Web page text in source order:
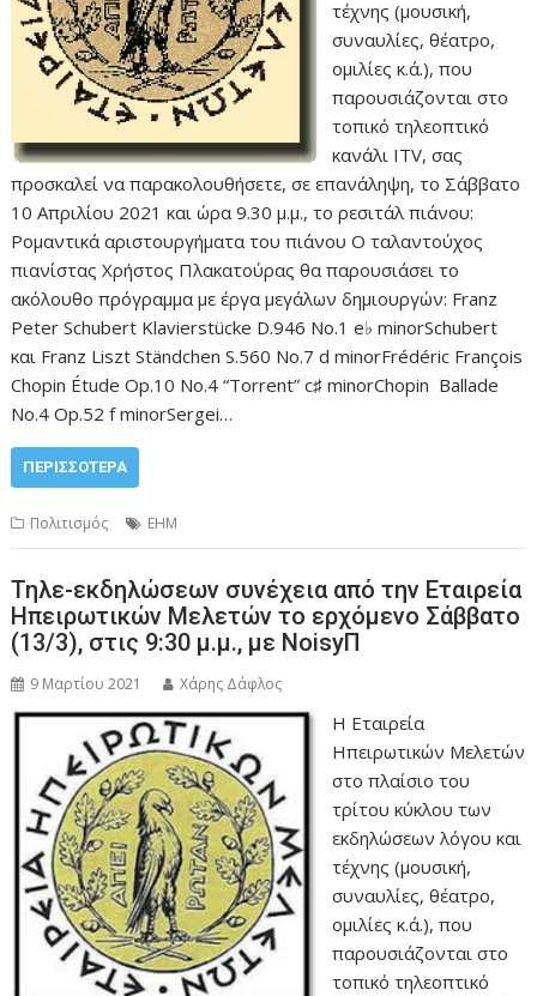
τέχνης (μουσική,
συναυλίες, θέατρο,
ομιλίες κ.ά.), που
παρουσιάζονται στο
τοπικό τηλεοπτικό
κανάλι ITV, σας
προσκαλεί να παρακολουθήσετε, σε επανάληψη, το Σάββατο
10 Απριλίου 2021 και ώρα 9.30 μ.μ., το ρεσιτάλ πιάνου:
Ρομαντικά αριστουργήματα του πιάνου Ο ταλαντούχος
πιανίστας Χρήστος Πλακατούρας θα παρουσιάσει το
ακόλουθο πρόγραμμα με έργα μεγάλων δημιουργών: Franz
Peter Schubert Klavierstücke D.946 No.1 e♭ minorSchubert
και Franz Liszt Ständchen S.560 No.7 d minorFrédéric François
Chopin Étude Op.10 No.4 “Torrent” c♯ minorChopin Ballade
No.4 Op.52 f minorSergei…
ΠΕΡΙΣΣΌΤΕΡΑ
Πολιτισμός ΕΗΜ
Τηλε-εκδηλώσεων συνέχεια από την Εταιρεία
Ηπειρωτικών Μελετών το ερχόμενο Σάββατο
(13/3), στις 9:30 μ.μ., με ΝoisyΠ
9 Μαρτίου 2021 Χάρης Δάφλος
Η Εταιρεία
Ηπειρωτικών Μελετών
στο πλαίσιο του
τρίτου κύκλου των
εκδηλώσεων λόγου και
τέχνης (μουσική,
συναυλίες, θέατρο,
ομιλίες κ.ά.), που
παρουσιάζονται στο
τοπικό τηλεοπτικό